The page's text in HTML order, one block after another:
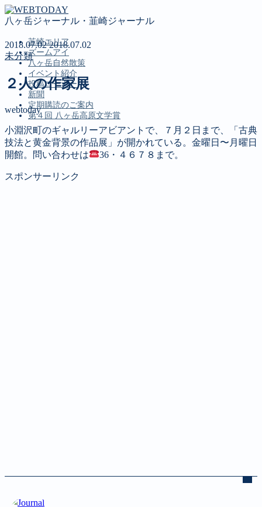
八ヶ岳ジャーナル・韮崎ジャーナル
韮崎エリア
ズームアイ
八ヶ岳自然散策
イベント紹介
投稿コーナー
新聞
定期購読のご案内
第４回 八ヶ岳高原文学賞
MENU
韮崎エリア
八ヶ岳自然散策
2018.07.022018.07.02
未分類
２人の作家展
webtoday
小淵沢町のギャルリーアビアントで、７月２日まで、「古典
技法と黄金背景の作品展」が開かれている。金曜日〜月曜日
開館。問い合わせは
36・４６７８まで。
スポンサーリンク